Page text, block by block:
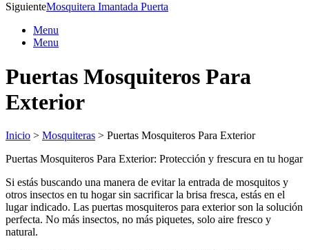
SiguienteMosquitera Imantada Puerta
Menu
Menu
Puertas Mosquiteros Para
Exterior
Inicio > Mosquiteras > Puertas Mosquiteros Para Exterior
Puertas Mosquiteros Para Exterior: Protección y frescura en tu hogar
Si estás buscando una manera de evitar la entrada de mosquitos y
otros insectos en tu hogar sin sacrificar la brisa fresca, estás en el
lugar indicado. Las puertas mosquiteros para exterior son la solución
perfecta. No más insectos, no más piquetes, solo aire fresco y
natural.